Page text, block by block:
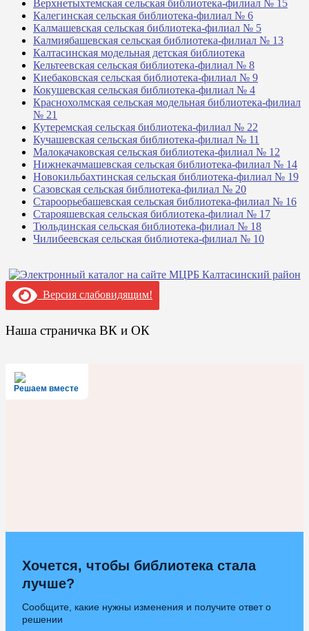
Верхнетыхтемская сельская библиотека-филиал № 15
Калегинская сельская библиотека-филиал № 6
Калмашевская сельская библиотека-филиал № 5
Калмиябашевская сельская библиотека-филиал № 13
Калтасинская модельная детская библиотека
Кельтеевская сельская библиотека-филиал № 8
Киебаковская сельская библиотека-филиал № 9
Кокушевская сельская библиотека-филиал № 4
Краснохолмская сельская модельная библиотека-филиал
№ 21
Кутеремская сельская библиотека-филиал № 22
Кучашевская сельская библиотека-филиал № 11
Малокачаковская сельская библиотека-филиал № 12
Нижнекачмашевская сельская библиотека-филиал № 14
Новокильбахтинская сельская библиотека-филиал № 19
Сазовская сельская библиотека-филиал № 20
Староорьебашевская сельская библиотека-филиал № 16
Старояшевская сельская библиотека-филиал № 17
Тюльдинская сельская библиотека-филиал № 18
Чилибеевская сельская библиотека-филиал № 10
Версия слабовидящим!
Наша страничка ВК и ОК
Решаем вместе
Хочется, чтобы библиотека стала
лучше?
Сообщите, какие нужны изменения и получите ответ о
решении